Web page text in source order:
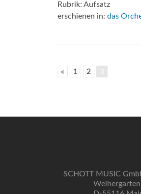
Rubrik: Aufsatz
erschienen in: das
« 1 2 3
Navigation
SCHOTT MUSIC